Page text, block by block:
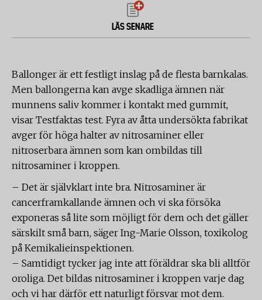
LÄS SENARE
Ballonger är ett festligt inslag på de flesta barnkalas.
Men ballongerna kan avge skadliga ämnen när
munnens saliv kommer i kontakt med gummit,
visar Testfaktas test. Fyra av åtta undersökta fabrikat
avger för höga halter av nitrosaminer eller
nitroserbara ämnen som kan ombildas till
nitrosaminer i kroppen.
– Det är självklart inte bra. Nitrosaminer är
cancerframkallande ämnen och vi ska försöka
exponeras så lite som möjligt för dem och det gäller
särskilt små barn, säger Ing-Marie Olsson, toxikolog
på Kemikalieinspektionen.
– Samtidigt tycker jag inte att föräldrar ska bli alltför
oroliga. Det bildas nitrosaminer i kroppen varje dag
och vi har därför ett naturligt försvar mot dem.